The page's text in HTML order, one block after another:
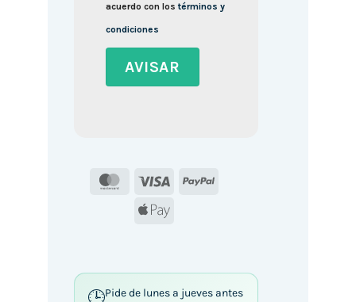
acuerdo con lostérminos y
condiciones
MasterCard
Visa
PayPal
Apple
Pide de lunes a jueves antes